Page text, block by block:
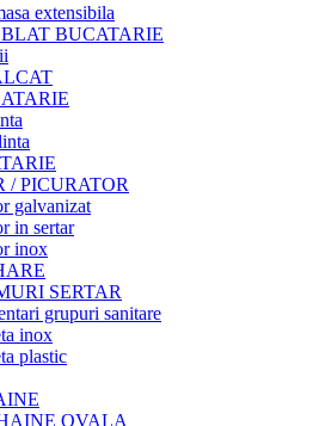
extensibila
BUCATARIE
/ PICURATOR
galvanizat
in sertar
inox
SERTAR
grupuri sanitare
inox
plastic
OVALA